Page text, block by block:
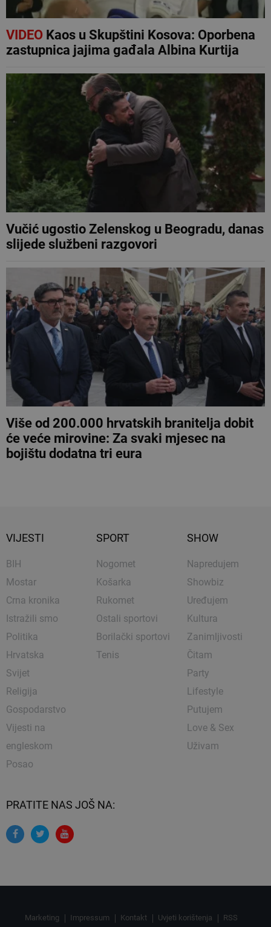
VIDEOKaos u Skupštini Kosova: Oporbena
zastupnica jajima gađala Albina Kurtija
Vučić ugostio Zelenskog u Beogradu, danas
slijede službeni razgovori
Više od 200.000 hrvatskih branitelja dobit
će veće mirovine: Za svaki mjesec na
bojištu dodatna tri eura
VIJESTI
BIH
Mostar
Crna kronika
Istražili smo
Politika
Hrvatska
Svijet
Religija
Gospodarstvo
Vijesti na
engleskom
Posao
SPORT
Nogomet
Košarka
Rukomet
Ostali sportovi
Borilački sportovi
Tenis
SHOW
Napredujem
Showbiz
Uređujem
Kultura
Zanimljivosti
Čitam
Party
Lifestyle
Putujem
Love & Sex
Uživam
PRATITE NAS JOŠ NA:
Marketing Impressum Kontakt Uvjeti korištenja RSS